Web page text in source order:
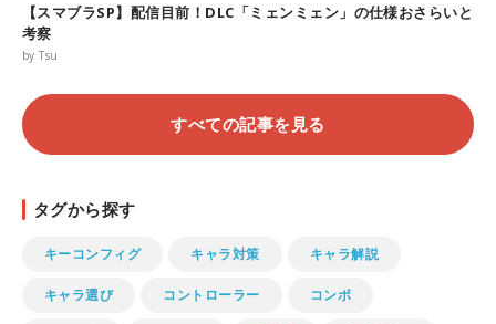
【スマブラSP】配信目前！DLC「ミェンミェン」の仕様おさらいと
考察
by Tsu
すべての記事を見る
タグから探す
キーコンフィグ キャラ対策 キャラ解説
キャラ選び コントローラー コンボ